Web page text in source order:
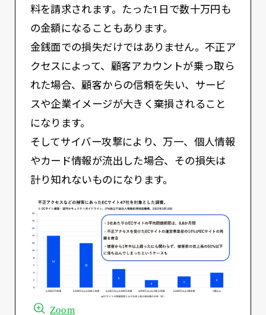
料を請求されます。たった1日で数十万円も
の金額になることもあります。
金銭面での損失だけではありません。不正ア
クセスによって、顧客アカウントが乗っ取ら
れた場合、顧客からの信頼を失い、サービ
スや企業イメージが大きく棄損されること
になります。
そしてサイバー攻撃により、万一、個人情報
やカード情報が流出した場合、その損失は
計り知れないものになります。
Zoom